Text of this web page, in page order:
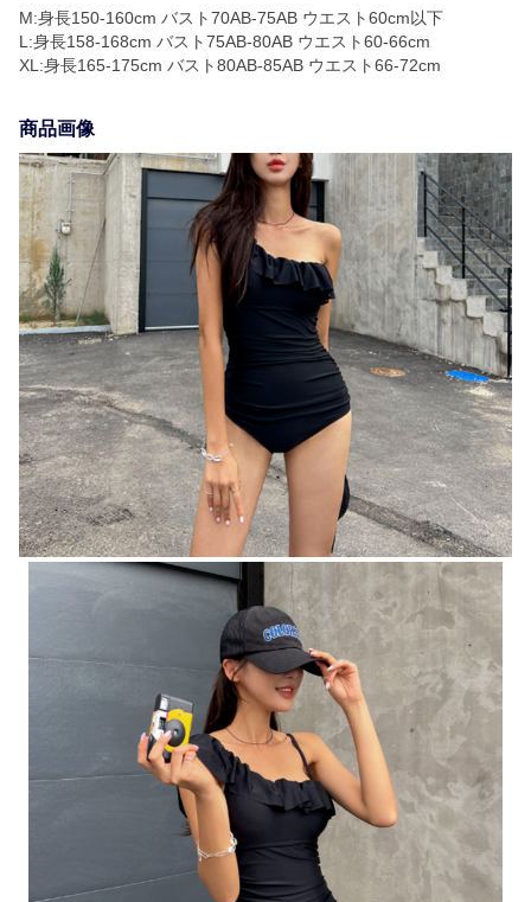
M:身長150-160cm バスト70AB-75AB ウエスト60cm以下
L:身長158-168cm バスト75AB-80AB ウエスト60-66cm
XL:身長165-175cm バスト80AB-85AB ウエスト66-72cm
商品画像